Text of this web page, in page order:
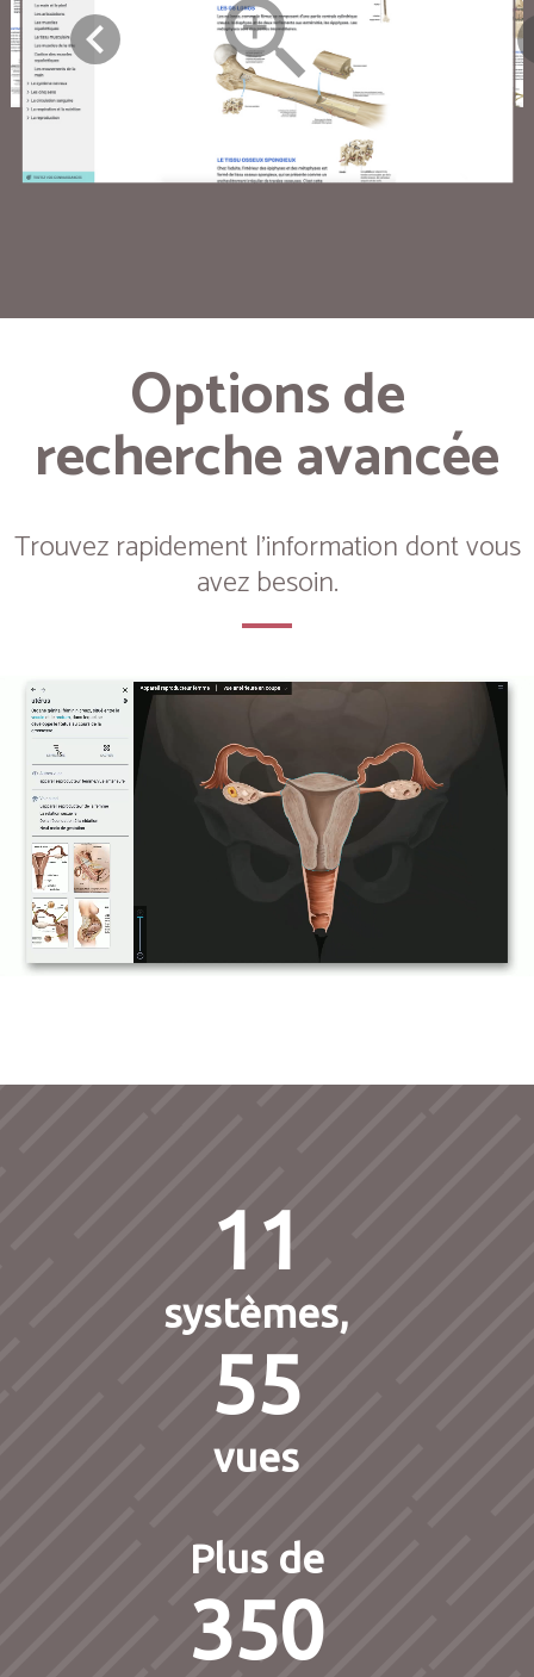
Options de
recherche avancée
Trouvez rapidement l'information dont vous
avez besoin.
11
systèmes,
55
vues
Plus de
350